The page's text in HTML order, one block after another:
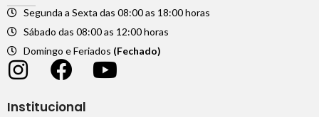
Segunda a Sexta das 08:00 as 18:00 horas
Sábado das 08:00 as 12:00 horas
Domingo e Feriados (Fechado)
Institucional